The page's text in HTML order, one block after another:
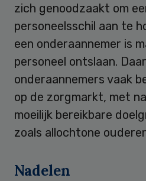
zich genoodzaakt om
personeelsschil aan te
een onderaannemer is
personeel ontslaan.
onderaannemers vaak
op de zorgmarkt, met
moeilijk bereikbare
zoals allochtone
Nadelen